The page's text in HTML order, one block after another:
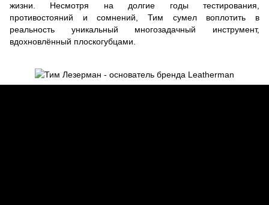
жизни. Несмотря на долгие годы тестирования,
противостояний и сомнений, Тим сумел воплотить в
реальность уникальный многозадачный инструмент,
вдохновлённый плоскогубцами.